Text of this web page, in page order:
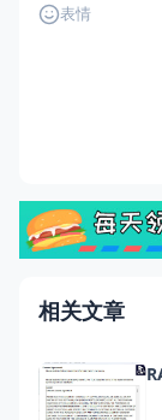
表情
相关文章